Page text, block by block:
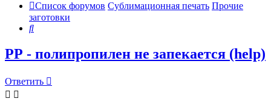
Список форумов Сублимационная печать Прочие
заготовки
Поиск
РР - полипропилен не запекается (help)
Ответить